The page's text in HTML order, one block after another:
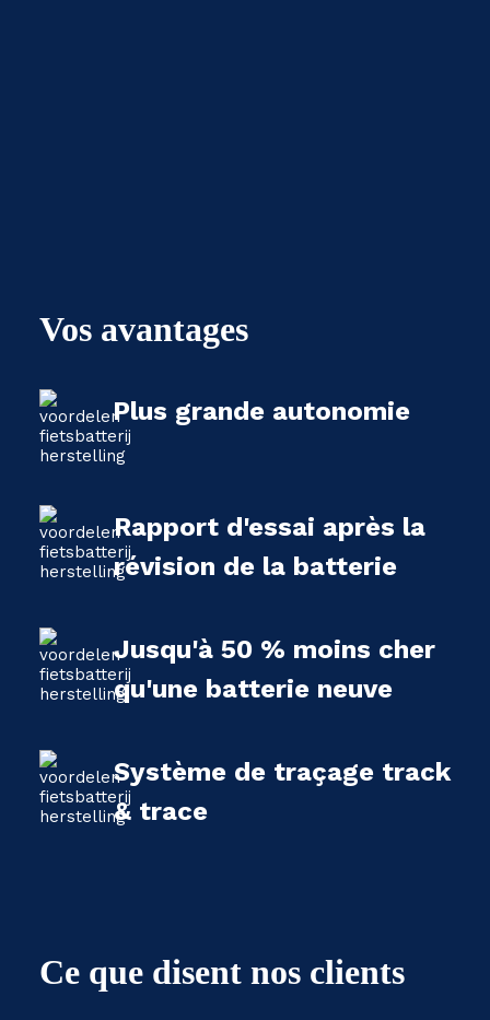
Vos avantages
Plus grande autonomie
Rapport d'essai après la
révision de la batterie
Jusqu'à 50 % moins cher
qu'une batterie neuve
Système de traçage track
& trace
Ce que disent nos clients